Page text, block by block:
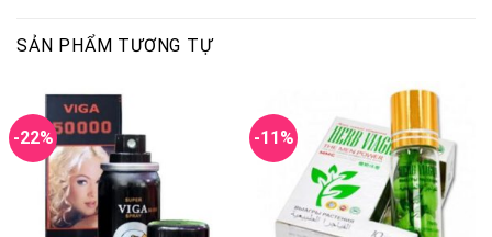
SẢN PHẨM TƯƠNG TỰ
-22% -11%